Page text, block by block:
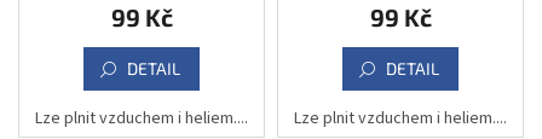
99 Kč
DETAIL
Lze plnit vzduchem i heliem....
99 Kč
DETAIL
Lze plnit vzduchem i heliem....